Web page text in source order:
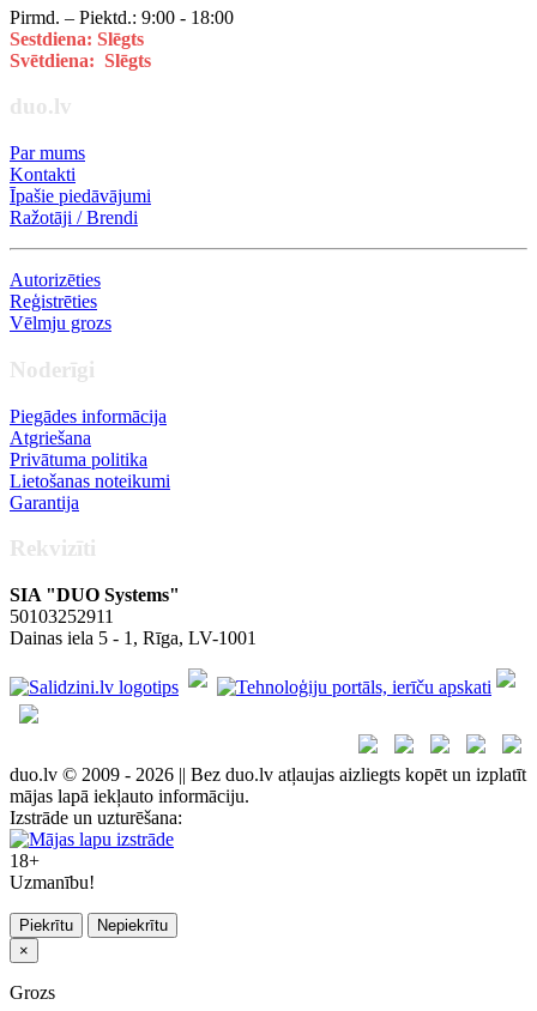
Pirmd. – Piektd.: 9:00 - 18:00
Sestdiena: Slēgts
Svētdiena: Slēgts
duo.lv
Par mums
Kontakti
Īpašie piedāvājumi
Ražotāji / Brendi
Autorizēties
Reģistrēties
Vēlmju grozs
Noderīgi
Piegādes informācija
Atgriešana
Privātuma politika
Lietošanas noteikumi
Garantija
Rekvizīti
SIA "DUO Systems"
50103252911
Dainas iela 5 - 1, Rīga, LV-1001
duo.lv © 2009 - 2026 || Bez duo.lv atļaujas aizliegts kopēt un izplatīt
mājas lapā iekļauto informāciju.
Izstrāde un uzturēšana:
18+
Uzmanību!
Piekrītu
Nepiekrītu
×
Grozs